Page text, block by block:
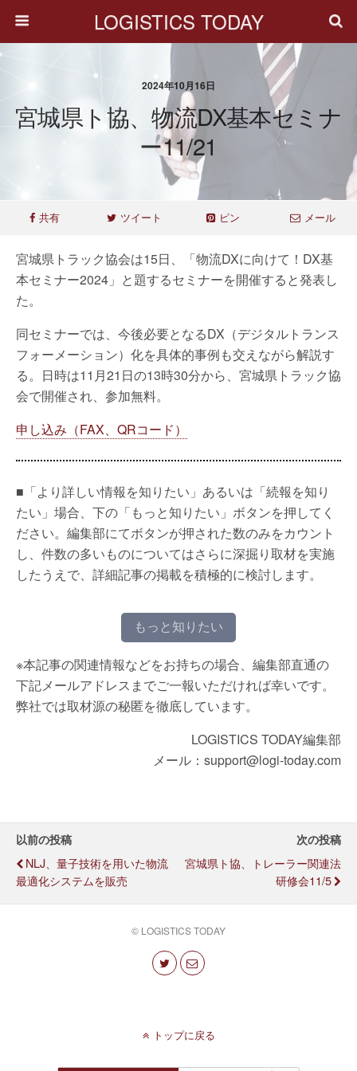
LOGISTICS TODAY
2024年10月16日
宮城県ト協、物流DX基本セミナ
ー11/21
共有 ツイート ピン メール
宮城県トラック協会は15日、「物流DXに向けて！DX基
本セミナー2024」と題するセミナーを開催すると発表し
た。
同セミナーでは、今後必要となるDX（デジタルトランス
フォーメーション）化を具体的事例も交えながら解説す
る。日時は11月21日の13時30分から、宮城県トラック協
会で開催され、参加無料。
申し込み（FAX、QRコード）
■「より詳しい情報を知りたい」あるいは「続報を知り
たい」場合、下の「もっと知りたい」ボタンを押してく
ださい。編集部にてボタンが押された数のみをカウント
し、件数の多いものについてはさらに深掘り取材を実施
したうえで、詳細記事の掲載を積極的に検討します。
もっと知りたい
※本記事の関連情報などをお持ちの場合、編集部直通の
下記メールアドレスまでご一報いただければ幸いです。
弊社では取材源の秘匿を徹底しています。
LOGISTICS TODAY編集部
メール：support@logi-today.com
以前の投稿
NLJ、量子技術を用いた物流
最適化システムを販売
次の投稿
宮城県ト協、トレーラー関連法
研修会11/5
© LOGISTICS TODAY
トップに戻る